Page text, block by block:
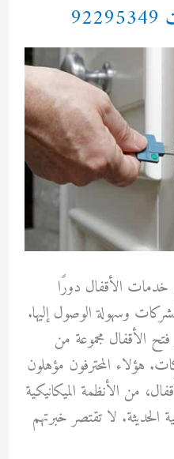
الأقفال دورًا
وسهولة الوصول إليها.
فتح الأقفال مجموعة من
هؤلاء المحترفون مؤهلون
من الأنظمة الميكانيكية
الحديثة. لا تقتصر خبرتهم